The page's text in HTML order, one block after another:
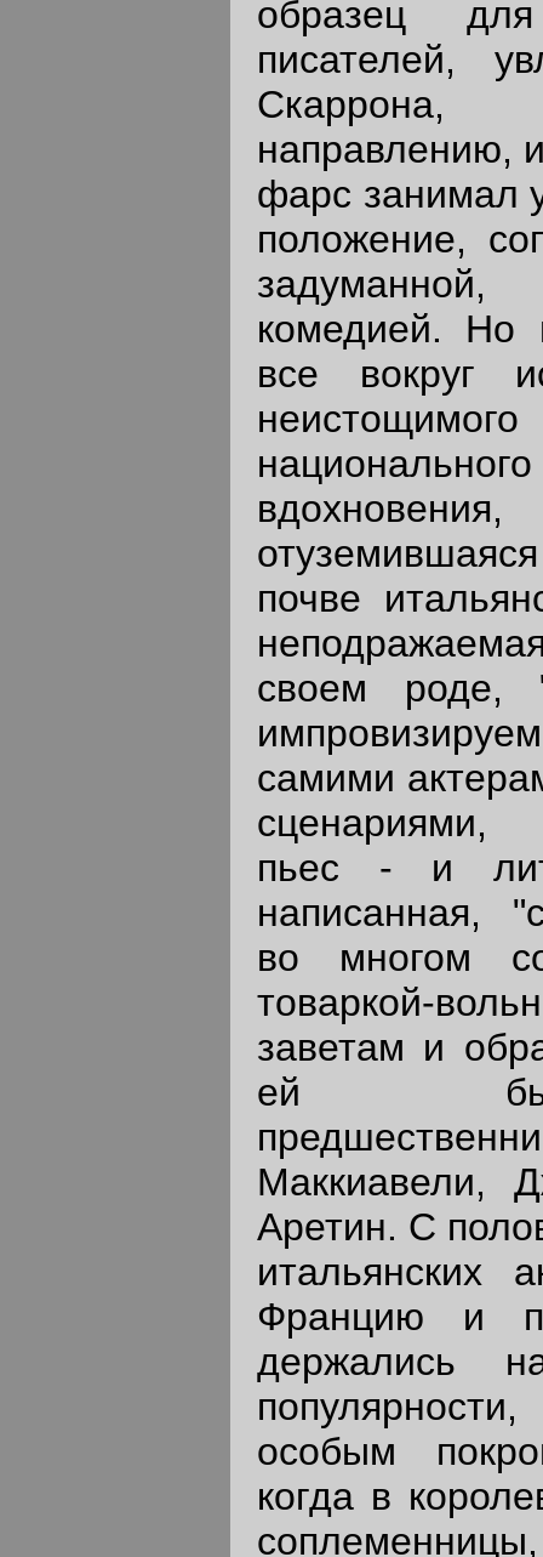
образец
писателей,
направлению,
фарс занимал
положение,
комедией. Но
все вокруг
неистощимого
почве
своем роде,
самими
сценариями,
пьес - и
написанная,
во многом
товаркой-
заветам и
ей
Маккиавели,
Аретин. С
итальянских
Францию и
держались
особым
когда в